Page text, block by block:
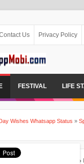
Us Privacy Policy
FESTIVAL LIFE
Wishes Whatsapp Status »